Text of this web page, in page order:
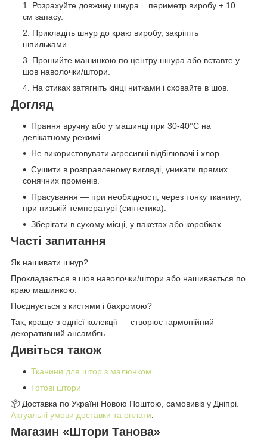
Розрахуйте довжину шнура = периметр виробу + 10
см запасу.
Прикладіть шнур до краю виробу, закріпіть
шпильками.
Прошийте машинкою по центру шнура або вставте у
шов наволочки/штори.
На стиках затягніть кінці нитками і сховайте в шов.
Догляд
Прання вручну або у машинці при 30-40°C на
делікатному режимі.
Не використовувати агресивні відбілювачі і хлор.
Сушити в розправленому вигляді, уникати прямих
сонячних променів.
Прасування — при необхідності, через тонку тканину,
при низькій температурі (синтетика).
Зберігати в сухому місці, у пакетах або коробках.
Часті запитання
Як нашивати шнур?
Прокладається в шов наволочки/штори або нашивається по
краю машинкою.
Поєднується з кистями і бахромою?
Так, краще з однієї колекції — створює гармонійний
декоративний ансамбль.
Дивіться також
Тканини для штор з малюнком
Готові штори
📦 Доставка по Україні Новою Поштою, самовивіз у Дніпрі.
Актуальні умови доставки та оплати
Магазин «Штори Танова»